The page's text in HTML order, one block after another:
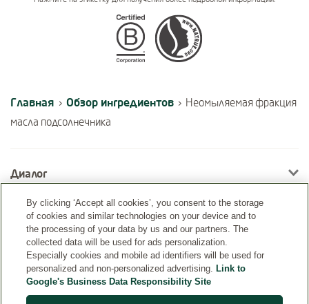
Certifications
Главная › Обзор ингредиентов › Неомыляемая фракция
масла подсолнечника
Диалог
Информация
By clicking ‘Accept all cookies’, you consent to the storage
of cookies and similar technologies on your device and to
the processing of your data by us and our partners. The
collected data will be used for ads personalization.
Especially cookies and mobile ad identifiers will be used for
personalized and non-personalized advertising. Link to
Google's Business Data Responsibility Site